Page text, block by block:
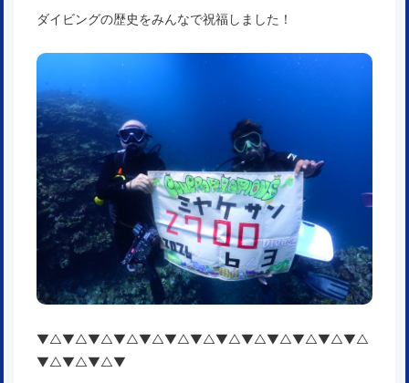
ダイビングの歴史をみんなで祝福しました！
▼△▼△▼△▼△▼△▼△▼△▼△▼△▼△▼△▼△▼△
▼△▼△▼△▼